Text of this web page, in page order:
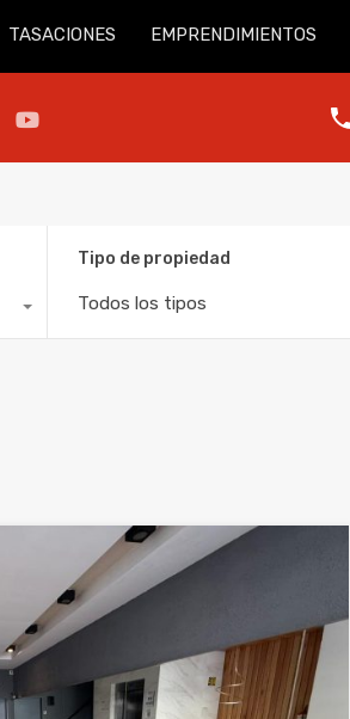
TASACIONES EMPRENDIMIENTOS
Tipo de propiedad
Todos los tipos